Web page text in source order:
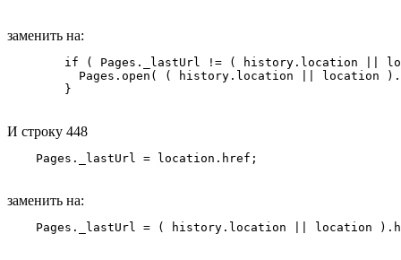
заменить на:
if ( Pages._lastUrl != ( history.location ||
Pages.open( ( history.location || location
И строку 448
заменить на: